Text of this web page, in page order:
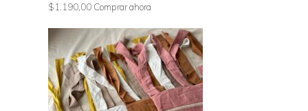
$1.190,00 Comprar ahora